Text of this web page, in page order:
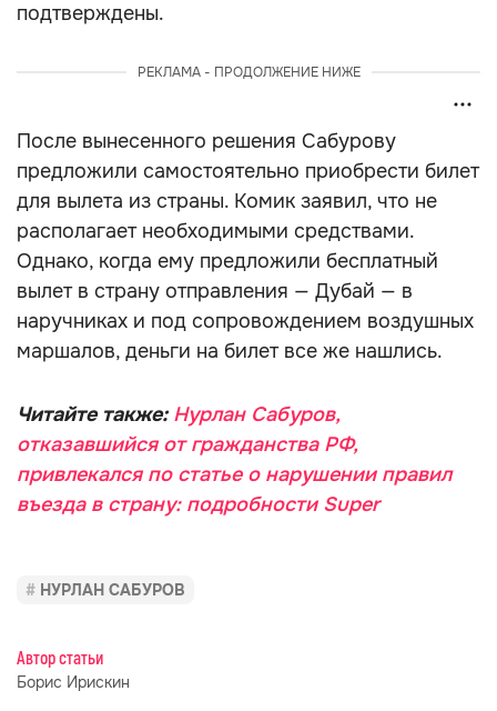
подтверждены.
РЕКЛАМА - ПРОДОЛЖЕНИЕ НИЖЕ
После вынесенного решения Сабурову
предложили самостоятельно приобрести билет
для вылета из страны. Комик заявил, что не
располагает необходимыми средствами.
Однако, когда ему предложили бесплатный
вылет в страну отправления — Дубай — в
наручниках и под сопровождением воздушных
маршалов, деньги на билет все же нашлись.
Читайте также: Нурлан Сабуров,
отказавшийся от гражданства РФ,
привлекался по статье о нарушении правил
въезда в страну: подробности Super
НУРЛАН САБУРОВ
Автор статьи
Борис Ирискин